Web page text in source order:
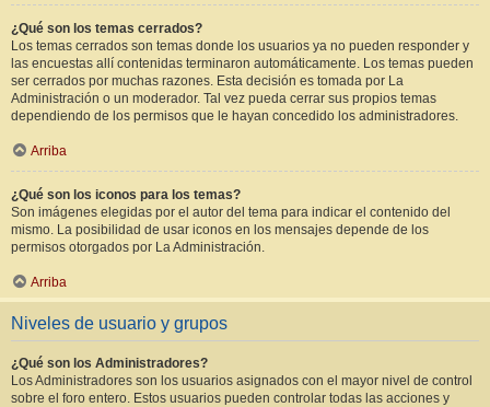
¿Qué son los temas cerrados?
Los temas cerrados son temas donde los usuarios ya no pueden responder y
las encuestas allí contenidas terminaron automáticamente. Los temas pueden
ser cerrados por muchas razones. Esta decisión es tomada por La
Administración o un moderador. Tal vez pueda cerrar sus propios temas
dependiendo de los permisos que le hayan concedido los administradores.
Arriba
¿Qué son los iconos para los temas?
Son imágenes elegidas por el autor del tema para indicar el contenido del
mismo. La posibilidad de usar iconos en los mensajes depende de los
permisos otorgados por La Administración.
Arriba
Niveles de usuario y grupos
¿Qué son los Administradores?
Los Administradores son los usuarios asignados con el mayor nivel de control
sobre el foro entero. Estos usuarios pueden controlar todas las acciones y